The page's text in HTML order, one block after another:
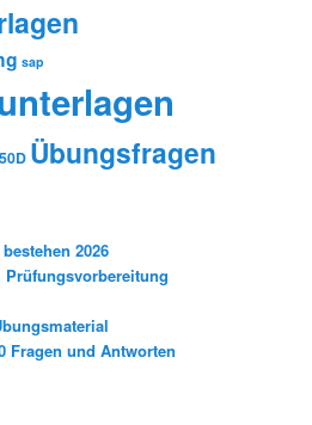
sap
Übungsfragen
2026
Fragen und Antworten